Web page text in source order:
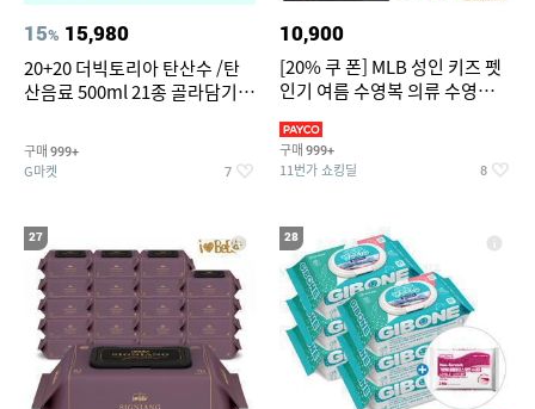
15% 15,980
20+20 더빅토리아 탄산수 /탄
산음료 500ml 21종 골라담기
구매 999+
G마켓 7
10,900
[20% 쿠 폰] MLB 성인 키즈 펫
인기 여름 수영복 의류 수영복
구매 999+
11번가 쇼킹딜 8
27 28